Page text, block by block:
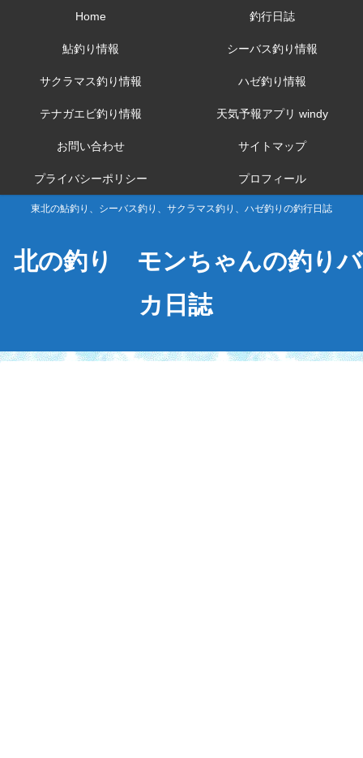
東北の鮎釣り、シーバス釣り、サクラマス釣り、ハゼ釣りの釣行日誌
北の釣り モンちゃんの釣りバ
カ日誌
Home 釣行日誌
鮎釣り情報 シーバス釣り情報
サクラマス釣り情報 ハゼ釣り情報
テナガエビ釣り情報 天気予報アプリ windy
お問い合わせ サイトマップ
プライバシーポリシー プロフィール